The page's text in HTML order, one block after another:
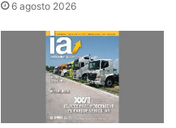
6 agosto 2026